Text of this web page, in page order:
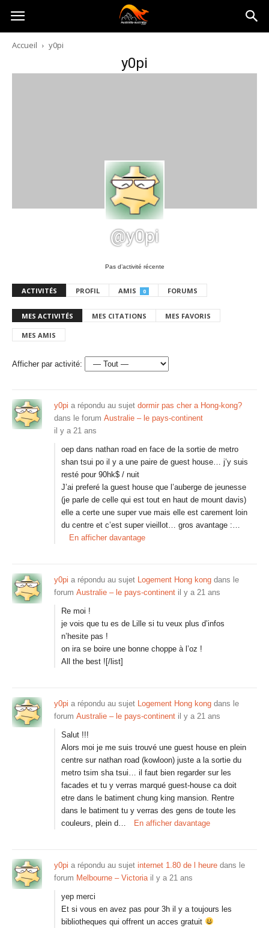
Australia-
australie.com
Accueil y0pi
y0pi
@y0pi
Pas d’activité récente
ACTIVITÉS PROFIL AMIS 0 FORUMS
MES ACTIVITÉS MES CITATIONS MES FAVORIS
MES AMIS
Afficher par activité:
y0pi a répondu au sujet dormir pas cher a Hong-kong?
dans le forum Australie – le pays-continent
il y a 21 ans
oep dans nathan road en face de la sortie de metro
shan tsui po il y a une paire de guest house… j’y suis
resté pour 90hk$ / nuit
J’ai preferé la guest house que l’auberge de jeunesse
(je parle de celle qui est tout en haut de mount davis)
elle a certe une super vue mais elle est carement loin
du centre et c’est super vieillot… gros avantage :…
En afficher davantage
y0pi a répondu au sujet Logement Hong kong dans le
forum Australie – le pays-continent il y a 21 ans
Re moi !
je vois que tu es de Lille si tu veux plus d’infos
n’hesite pas !
on ira se boire une bonne choppe à l’oz !
All the best ![/list]
y0pi a répondu au sujet Logement Hong kong dans le
forum Australie – le pays-continent il y a 21 ans
Salut !!!
Alors moi je me suis trouvé une guest house en plein
centre sur nathan road (kowloon) juste a la sortie du
metro tsim sha tsui… il faut bien regarder sur les
facades et tu y verras marqué guest-house ca doit
etre dans le batiment chung king mansion. Rentre
dans le batiment tu y verras des gens de toute les
couleurs, plein d…
En afficher davantage
y0pi a répondu au sujet internet 1.80 de l heure dans le
forum Melbourne – Victoria il y a 21 ans
yep merci
Et si vous en avez pas pour 3h il y a toujours les
bibliotheques qui offrent un acces gratuit